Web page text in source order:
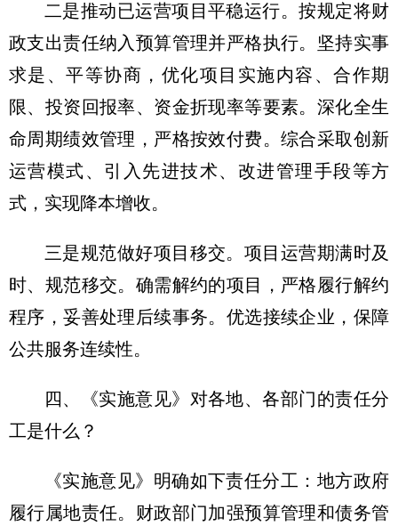
二是推动已运营项目平稳运行。按规定将财
政支出责任纳入预算管理并严格执行。坚持实事
求是、平等协商，优化项目实施内容、合作期
限、投资回报率、资金折现率等要素。深化全生
命周期绩效管理，严格按效付费。综合采取创新
运营模式、引入先进技术、改进管理手段等方
式，实现降本增收。
三是规范做好项目移交。项目运营期满时及
时、规范移交。确需解约的项目，严格履行解约
程序，妥善处理后续事务。优选接续企业，保障
公共服务连续性。
四、《实施意见》对各地、各部门的责任分
工是什么？
《实施意见》明确如下责任分工：地方政府
履行属地责任。财政部门加强预算管理和债务管